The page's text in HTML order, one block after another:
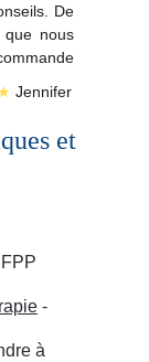
De
que nous
Jennifer
et
-
à